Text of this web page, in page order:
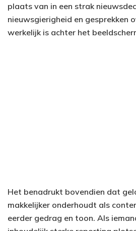
plaats van in een strak
nieuwsgierigheid en gesprekken
werkelijk is achter het
Het benadrukt bovendien dat
makkelijker onderhoudt als
eerder gedrag en toon. Als